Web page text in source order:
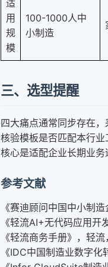
适
用
规
模
100-1000人中
小制造
三、选型提醒
四大痛点通常同步存在
核验模板是否匹配本行
核心是适配企业长期业务
参考文献
《赛迪顾问中国中小制
《轻流AI+无代码应用
《轻流商务手册》，轻
《IDC中国制造业数字